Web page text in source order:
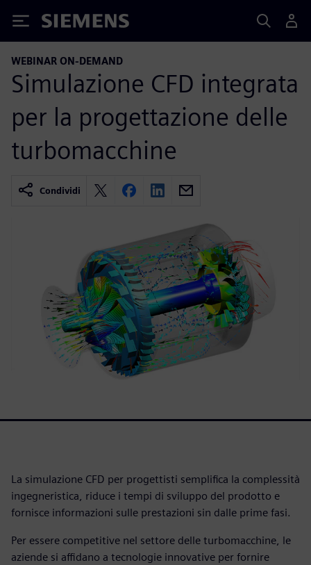
Siemens
WEBINAR ON-DEMAND
Simulazione CFD integrata
per la progettazione delle
turbomacchine
Condividi
La simulazione CFD per progettisti semplifica la complessità
ingegneristica, riduce i tempi di sviluppo del prodotto e
fornisce informazioni sulle prestazioni sin dalle prime fasi.
Per essere competitive nel settore delle turbomacchine, le
aziende si affidano a tecnologie innovative per fornire